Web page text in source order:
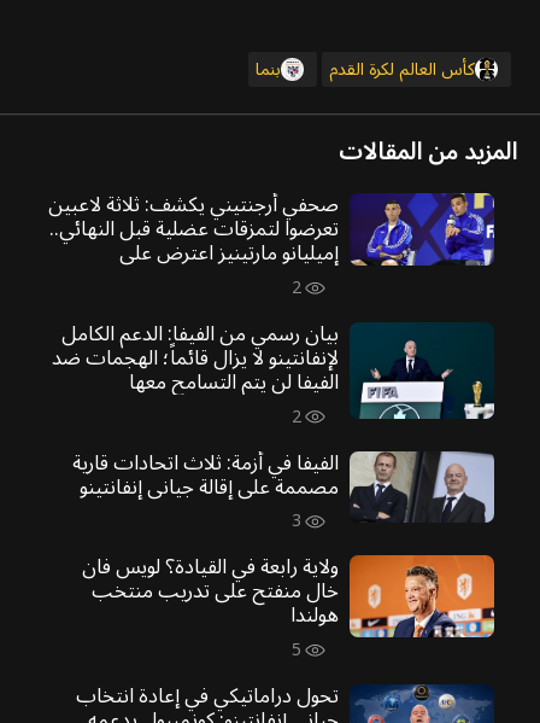
كأس العالم لكرة القدم بنما
المزيد من المقالات
صحفي أرجنتيني يكشف: ثلاثة لاعبين
تعرضوا لتمزقات عضلية قبل النهائي..
إميليانو مارتينيز اعترض على
تكتيكات سكالوني
2
بيان رسمي من الفيفا: الدعم الكامل
لإنفانتينو لا يزال قائماً؛ الهجمات ضد
الفيفا لن يتم التسامح معها
2
الفيفا في أزمة: ثلاث اتحادات قارية
مصممة على إقالة جياني إنفانتينو
3
ولاية رابعة في القيادة؟ لويس فان
خال منفتح على تدريب منتخب
هولندا
5
تحول دراماتيكي في إعادة انتخاب